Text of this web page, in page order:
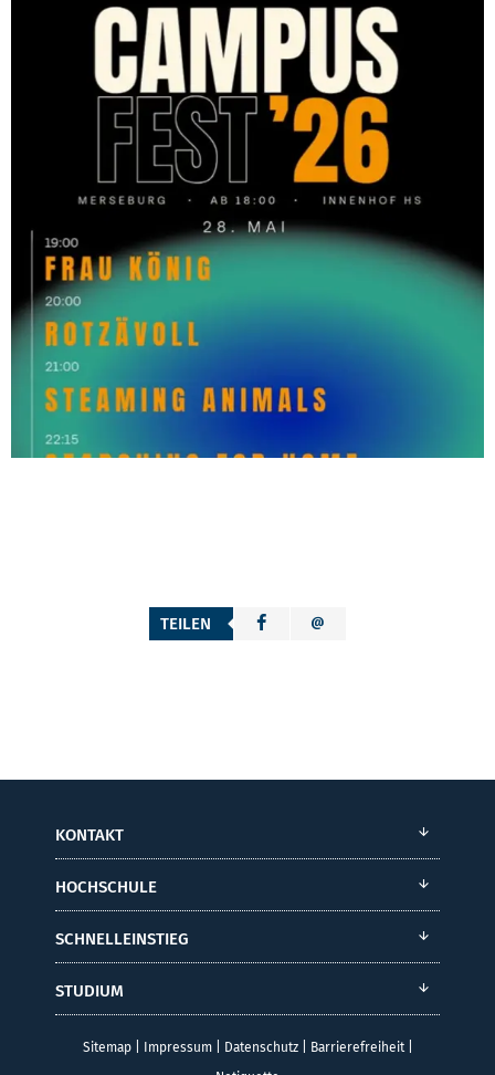
TEILEN
KONTAKT
HOCHSCHULE
SCHNELLEINSTIEG
STUDIUM
Sitemap| Impressum| Datenschutz| Barrierefreiheit|